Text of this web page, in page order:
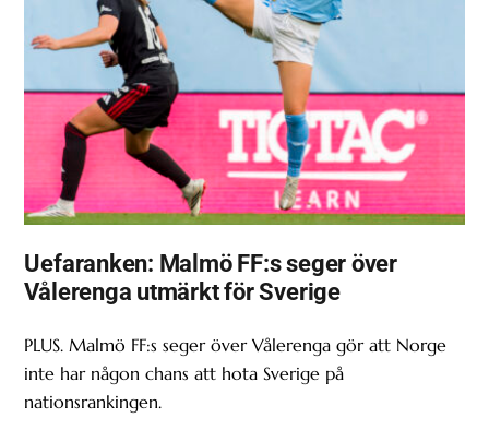
Uefaranken: Malmö FF:s seger över
Vålerenga utmärkt för Sverige
PLUS. Malmö FF:s seger över Vålerenga gör att Norge
inte har någon chans att hota Sverige på
nationsrankingen.